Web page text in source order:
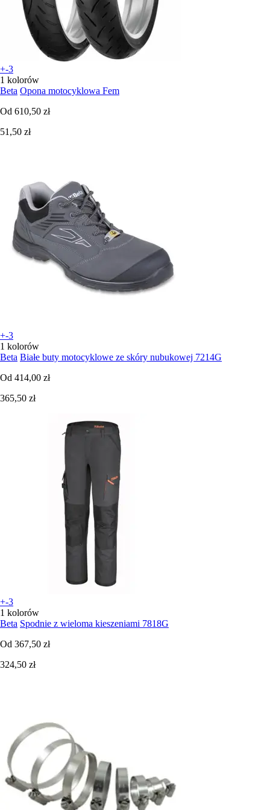
+-3
1 kolorów
Beta Opona motocyklowa Fem
Od 610,50 zł
51,50 zł
+-3
1 kolorów
Beta Białe buty motocyklowe ze skóry nubukowej 7214G
Od 414,00 zł
365,50 zł
+-3
1 kolorów
Beta Spodnie z wieloma kieszeniami 7818G
Od 367,50 zł
324,50 zł